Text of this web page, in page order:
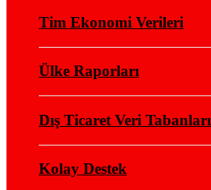
Tim Ekonomi Verileri
Ülke Raporları
Dış Ticaret Veri Tabanları
Kolay Destek